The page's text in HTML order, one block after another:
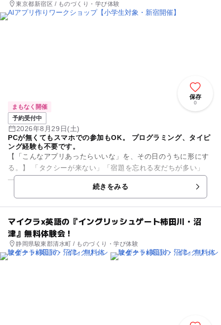
東京都新宿区 / ものづくり・学び体験
保存
0
まもなく開催
予約受付中
2026年8月29日(土)
PCが無くてもスマホでの参加もOK。 プログラミング、タイピ
ング経験も不要です。
【「こんなアプリあったらいいな」を、その日のうちに形にす
る。】 「タクシーが来ない」「宿題を忘れる友だちが多い」
——世の中のアプリは、すべて誰かの"困りごと"から生まれま
続きをみる
マイクラx英語の『イングリッシュゲート柿田川・沼
津』無料体験会！
静岡県駿東郡清水町 / ものづくり・学び体験